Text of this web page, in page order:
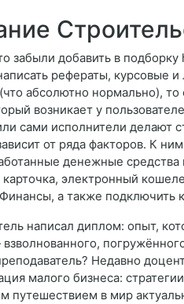
забыли добавить в
рефераты, курсовые
абсолютно нормально),
возникает у
сами исполнители делают
от ряда факторов. К
денежные
карточка, электронный
а также подключить
написал диплом: опыт,
Недавно
малого бизнеса:
путешествием в мир